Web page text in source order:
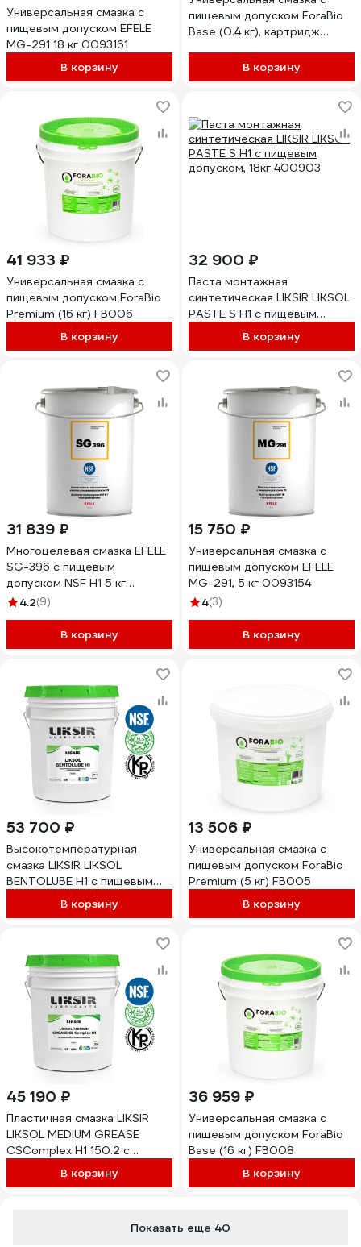
Универсальная смазка с
пищевым допуском EFELE
MG-291 18 кг 0093161
В корзину
пищевым допуском ForaBio
Base (0.4 кг), картридж
В корзину
41 933 ₽
Универсальная смазка с
пищевым допуском ForaBio
Premium (16 кг) FB006
В корзину
32 900 ₽
Паста монтажная
синтетическая LIKSIR LIKSOL
PASTE S H1 с пищевым
допуском, 18кг 400903
В корзину
31 839 ₽
Многоцелевая смазка EFELE
SG-396 с пищевым
допуском NSF H1 5 кг
0097497
4.2(9)
В корзину
15 750 ₽
Универсальная смазка с
пищевым допуском EFELE
MG-291, 5 кг 0093154
4(3)
В корзину
53 700 ₽
Высокотемпературная
смазка LIKSIR LIKSOL
BENTOLUBE H1 с пищевым
допуском (18кг) 400203
В корзину
13 506 ₽
Универсальная смазка с
пищевым допуском ForaBio
Premium (5 кг) FB005
В корзину
45 190 ₽
Пластичная смазка LIKSIR
LIKSOL MEDIUM GREASE
CSComplex H1 150.2 с
пищевым допуском NSF
(18кг) 400802
В корзину
36 959 ₽
Универсальная смазка с
пищевым допуском ForaBio
Base (16 кг) FB008
В корзину
Показать еще 40